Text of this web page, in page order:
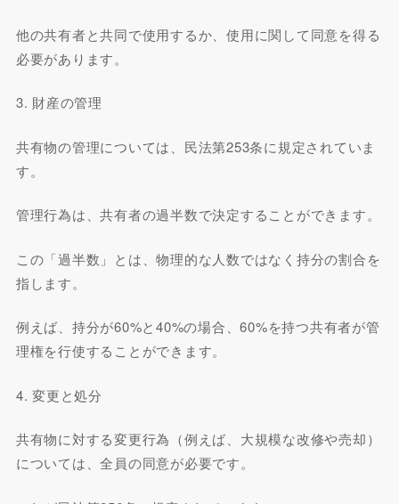
他の共有者と共同で使用するか、使用に関して同意を得る
必要があります。
3. 財産の管理
共有物の管理については、民法第253条に規定されていま
す。
管理行為は、共有者の過半数で決定することができます。
この「過半数」とは、物理的な人数ではなく持分の割合を
指します。
例えば、持分が60%と40%の場合、60%を持つ共有者が管
理権を行使することができます。
4. 変更と処分
共有物に対する変更行為（例えば、大規模な改修や売却）
については、全員の同意が必要です。